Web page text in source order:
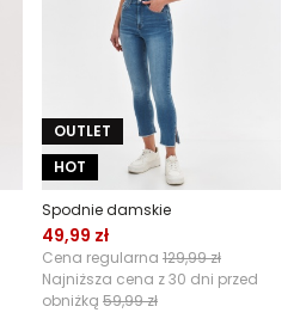
OUTLET
HOT
Spodnie damskie
49,99 zł
Cena regularna 129,99 zł
Najniższa cena z 30 dni przed
obniżką 59,99 zł